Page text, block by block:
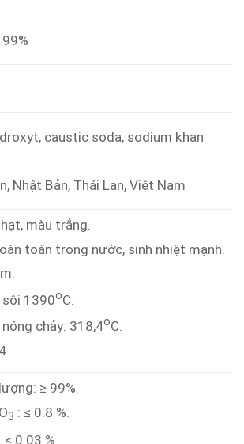
caustic soda, sodium khan
Nhật Bản, Thái Lan, Việt Nam
màu trắng.
toàn trong nước, sinh nhiệt mạnh.
1390oC.
chảy: 318,4oC.
≥ 99%.
3 : ≤ 0.8 %.
≤ 0.03 %